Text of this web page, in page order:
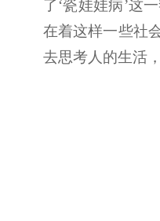
了‘瓷娃娃病’这
在着这样一些社
去思考人的生活